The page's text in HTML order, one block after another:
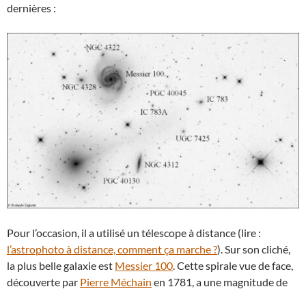
dernières :
Pour l’occasion, il a utilisé un télescope à distance (lire :
l’astrophoto à distance, comment ça marche ?). Sur son cliché,
la plus belle galaxie est Messier 100 . Cette spirale vue de face,
découverte par Pierre Méchain en 1781, a une magnitude de